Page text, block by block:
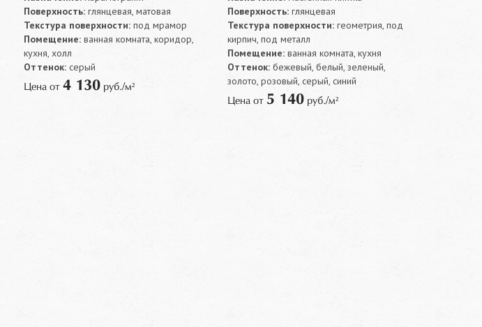
Поверхность:глянцевая, матовая
Текстура поверхности:под мрамор
Помещение:ванная комната, коридор,
кухня, холл
Оттенок:серый
Цена от 4 130руб./м²
Поверхность: глянцевая
Текстура поверхности: геометрия, под
кирпич, под металл
Помещение: ванная комната, кухня
Оттенок: бежевый, белый, зеленый,
золото, розовый, серый, синий
Цена от 5 140 руб./м²